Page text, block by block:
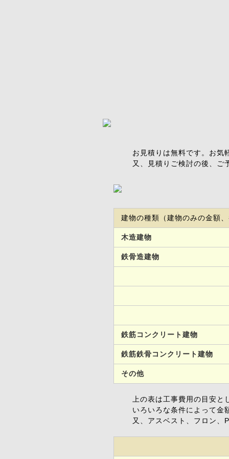
お見積りは無料です。お気
又、見積りご検討の後、ご
建物の種類（建物のみの金額
木造建物
鉄骨造建物
鉄筋コンクリート建物
鉄筋鉄骨コンクリート建物
その他
上の表は工事費用の目安
いろいろな条件によって金
又、アスベスト、フロン、